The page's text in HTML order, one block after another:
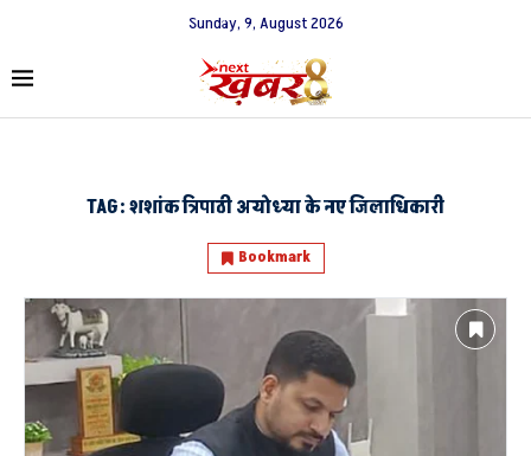
Sunday, 9, August 2026
TAG:शशांक त्रिपाठी अयोध्या के नए जिलाधिकारी
Bookmark